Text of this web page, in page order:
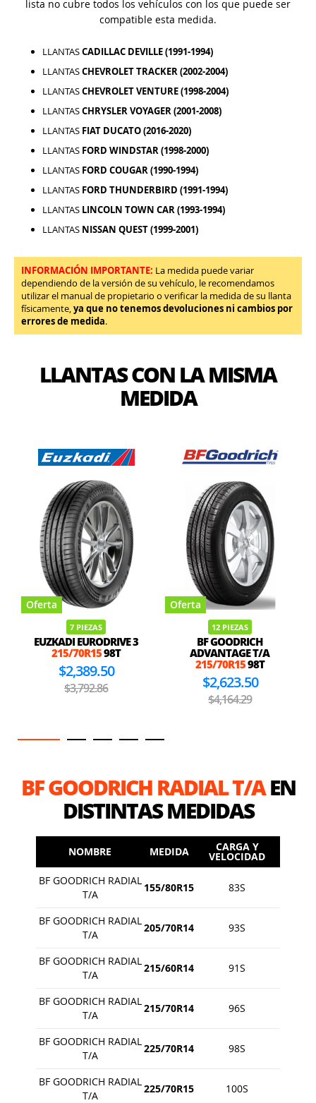
lista no cubre todos los vehículos con los que puede ser
compatible esta medida.
LLANTASCADILLAC DEVILLE (1991-1994)
LLANTASCHEVROLET TRACKER (2002-2004)
LLANTASCHEVROLET VENTURE (1998-2004)
LLANTASCHRYSLER VOYAGER (2001-2008)
LLANTAS FIAT DUCATO (2016-2020)
LLANTAS FORD WINDSTAR (1998-2000)
LLANTAS FORD COUGAR (1990-1994)
LLANTAS FORD THUNDERBIRD (1991-1994)
LLANTAS LINCOLN TOWN CAR (1993-1994)
LLANTAS NISSAN QUEST (1999-2001)
INFORMACIÓN IMPORTANTE: La medida puede variar
dependiendo de la versión de su vehículo, le recomendamos
utilizar el manual de propietario o verificar la medida de su llanta
físicamente,ya que no tenemos devoluciones ni cambios por
errores de medida.
LLANTAS CON LA MISMA
MEDIDA
Oferta
7 PIEZAS
EUZKADI EURODRIVE 3
215/70R1598T
$2,389.50
$3,792.86
Oferta
12 PIEZAS
BF GOODRICH
ADVANTAGE T/A
215/70R1598T
$2,623.50
$4,164.29
BF GOODRICH RADIAL T/AEN
DISTINTAS MEDIDAS
NOMBRE MEDIDA CARGA Y
VELOCIDAD
BF GOODRICH RADIAL
T/A
155/80R15 83S
BF GOODRICH RADIAL
T/A
205/70R14 93S
BF GOODRICH RADIAL
T/A
215/60R14 91S
BF GOODRICH RADIAL
T/A
215/70R14 96S
BF GOODRICH RADIAL
T/A
225/70R14 98S
BF GOODRICH RADIAL
T/A
225/70R15 100S